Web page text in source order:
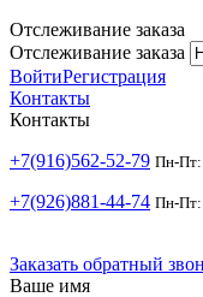
Отслеживание заказа
Отслеживание заказа
ВойтиРегистрация
Контакты
Контакты
+7(916)562-52-79 Пн-Пт:
+7(926)881-44-74 Пн-Пт:
Заказать обратный
Ваше имя